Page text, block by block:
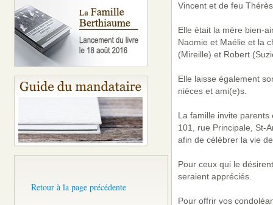
Retour à la page précédente
Vincent et de feu
Elle était la mère bien-
Naomie et Maélie et la
(Mireille) et Robert
Elle laisse également
nièces et ami(e)s.
La famille invite
101, rue Principale, St-
afin de célébrer la vie
Pour ceux qui le
seraient appréciés.
Pour offrir vos